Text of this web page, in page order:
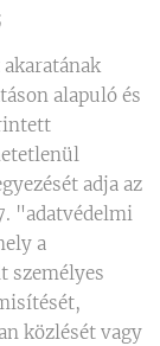
alapuló és
adja az
"adatvédelmi
a
személyes
közlését vagy